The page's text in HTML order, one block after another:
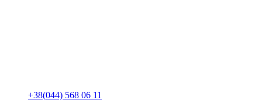
+38(044) 568 06 11